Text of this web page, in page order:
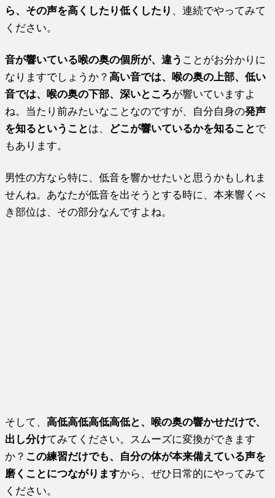
ら、その声を高くしたり低くしたり 、連続でやってみて
ください。
音が響いている喉の奥の個所が、違う ことがお分かりに
なりますでしょうか？ 高い音では、喉の奥の上部、低い
音では、喉の奥の下部、深いところが響いていますよ
ね。当たり前みたいなことなのですが、自分自身の発声
を知るということは、 どこが響いているかを知ることで
もあります。
男性の方なら特に、低音を響かせたいと思うかもしれま
せんね。あなたが低音を出そうとする時に、本来響くべ
き部位は、その部分なんですよね。
そして、 高低高低高低高低と、喉の奥の響かせだけで、
出し分けてみてください。スムーズに変換ができます
か？ この練習だけでも、自分の体が本来備えている声を
磨くことにつながりますから、ぜひ日常的にやってみて
ください。